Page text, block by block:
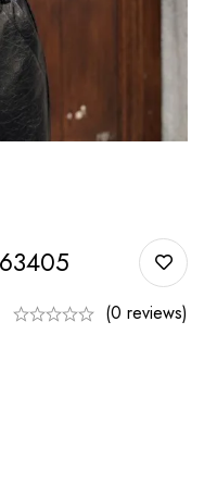
(0 reviews)